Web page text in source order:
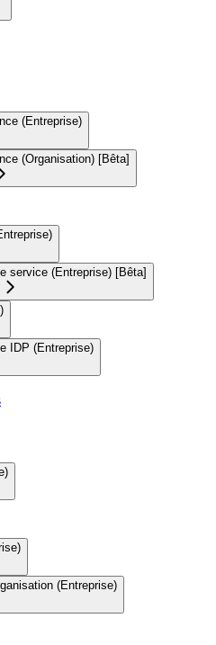
(Entreprise)
(Organisation) [Bêta]
service (Entreprise) [Bêta]
IDP (Entreprise)
(Entreprise)